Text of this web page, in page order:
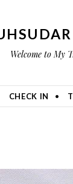
Welcome to My
CHECK IN